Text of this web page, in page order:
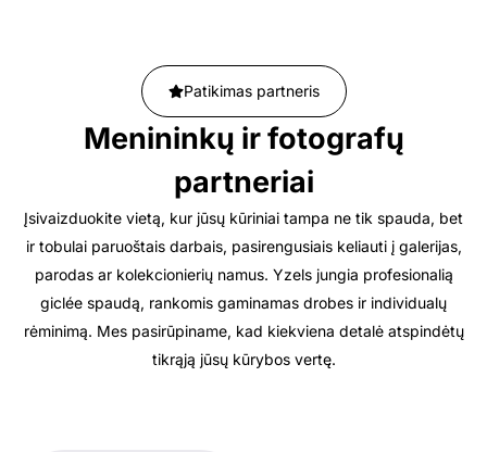
Patikimas partneris
Menininkų ir fotografų
partneriai
Įsivaizduokite vietą, kur jūsų kūriniai tampa ne tik spauda, bet
ir tobulai paruoštais darbais, pasirengusiais keliauti į galerijas,
parodas ar kolekcionierių namus. Yzels jungia profesionalią
giclée spaudą, rankomis gaminamas drobes ir individualų
rėminimą. Mes pasirūpiname, kad kiekviena detalė atspindėtų
tikrąją jūsų kūrybos vertę.